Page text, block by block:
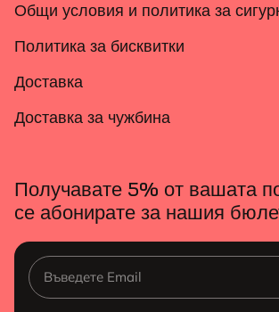
Общи условия и политика за
Политика за бисквитки
Доставка
Доставка за чужбина
Получавате 5% от вашата
се абонирате за нашия